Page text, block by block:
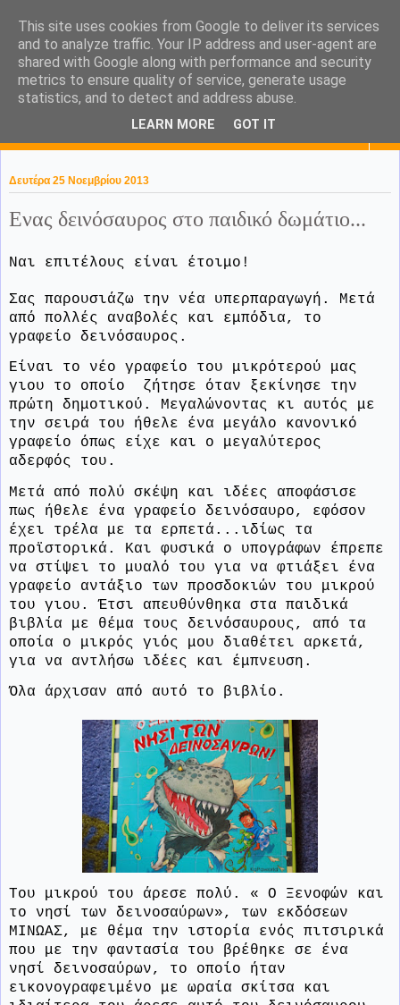
KaPa. Me without you...tea
without a biscuit!
Δευτέρα 25 Νοεμβρίου 2013
Ενας δεινόσαυρος στο παιδικό δωμάτιο...
Ναι επιτέλους είναι έτοιμο!
Σας παρουσιάζω την νέα υπερπαραγωγή. Μετά
από πολλές αναβολές και εμπόδια, το
γραφείο δεινόσαυρος.
Είναι το νέο γραφείο του μικρότερού μας
γιου το οποίο ζήτησε όταν ξεκίνησε την
πρώτη δημοτικού. Μεγαλώνοντας κι αυτός με
την σειρά του ήθελε ένα μεγάλο κανονικό
γραφείο όπως είχε και ο μεγαλύτερος
αδερφός του.
Μετά από πολύ σκέψη και ιδέες αποφάσισε
πως ήθελε ένα γραφείο δεινόσαυρο, εφόσον
έχει τρέλα με τα ερπετά...ιδίως τα
προϊστορικά. Και φυσικά ο υπογράφων έπρεπε
να στίψει το μυαλό του για να φτιάξει ένα
γραφείο αντάξιο των προσδοκιών του μικρού
του γιου. Έτσι απευθύνθηκα στα παιδικά
βιβλία με θέμα τους δεινόσαυρους, από τα
οποία ο μικρός γιός μου διαθέτει αρκετά,
για να αντλήσω ιδέες και έμπνευση.
Όλα άρχισαν από αυτό το βιβλίο.
Του μικρού του άρεσε πολύ. « Ο Ξενοφών και
το νησί των δεινοσαύρων», των εκδόσεων
ΜΙΝΩΑΣ, με θέμα την ιστορία ενός πιτσιρικά
που με την φαντασία του βρέθηκε σε ένα
νησί δεινοσαύρων, το οποίο ήταν
εικονογραφειμένο με ωραία σκίτσα και
This site uses cookies from Google to deliver its services
and to analyze traffic. Your IP address and user-agent are
shared with Google along with performance and security
metrics to ensure quality of service, generate usage
statistics, and to detect and address abuse.
LEARN MORE GOT IT